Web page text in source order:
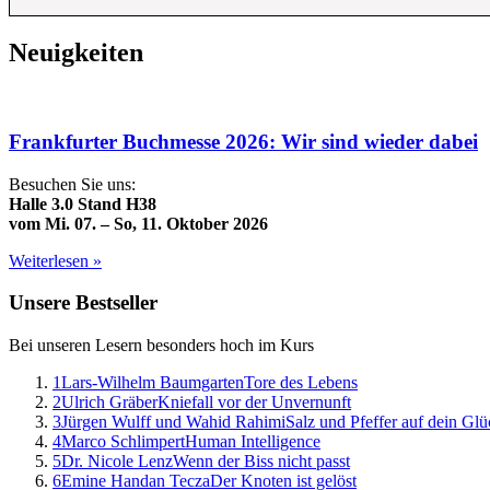
Neuigkeiten
Frankfurter Buchmesse 2026: Wir sind wieder dabei
Besuchen Sie uns:
Halle 3.0 Stand H38
vom Mi. 07. – So, 11. Oktober 2026
Weiterlesen »
Unsere Bestseller
Bei unseren Lesern besonders hoch im Kurs
1Lars-Wilhelm BaumgartenTore des Lebens
2Ulrich GräberKniefall vor der Unvernunft
3Jürgen Wulff und Wahid RahimiSalz und Pfeffer auf dein
4Marco SchlimpertHuman Intelligence
5Dr. Nicole LenzWenn der Biss nicht passt
6Emine Handan TeczaDer Knoten ist gelöst